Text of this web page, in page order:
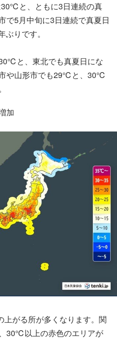
と、ともに3日連続の真
で5月中旬に3日連続で真夏日
りです。
と、東北でも真夏日にな
や山形市でも29℃と、30℃
加
上がる所が多くなります。関
30℃以上の赤色のエリアが